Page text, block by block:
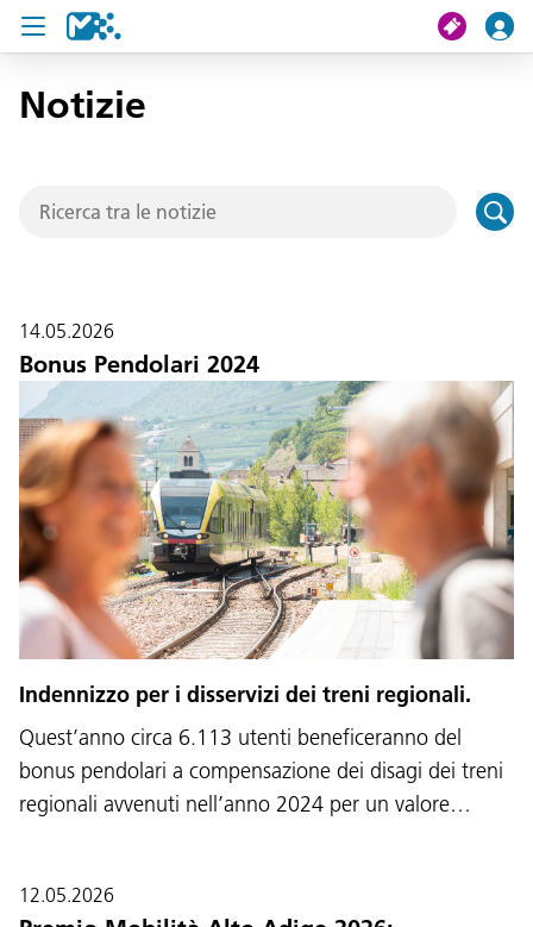
Cerca
Notizie
Progetti
Assistenza e contatto
Notizie
14.05.2026
Bonus Pendolari 2024
Indennizzo per i disservizi dei treni regionali.
Quest’anno circa 6.113 utenti beneficeranno del
bonus pendolari a compensazione dei disagi dei treni
regionali avvenuti nell’anno 2024 per un valore…
12.05.2026